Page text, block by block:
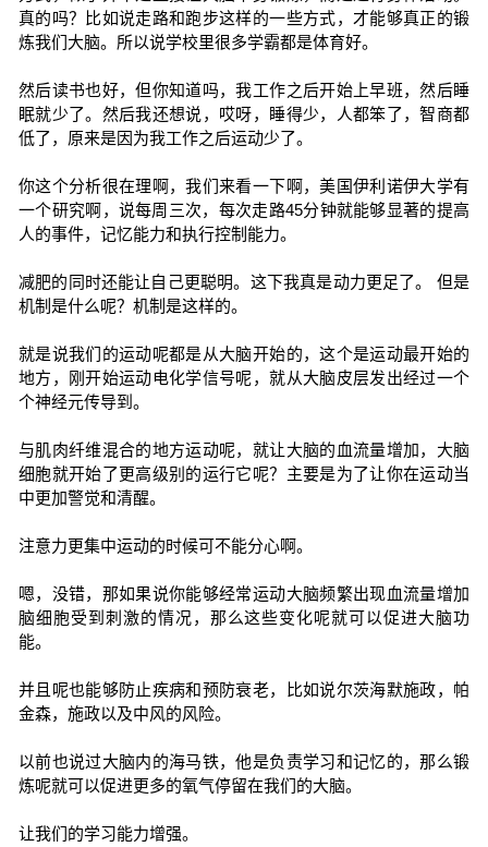
真的吗？比如说走路和跑步这样的一些方式，才能够真正的锻
炼我们大脑。所以说学校里很多学霸都是体育好。
然后读书也好，但你知道吗，我工作之后开始上早班，然后睡
眠就少了。然后我还想说，哎呀，睡得少，人都笨了，智商都
低了，原来是因为我工作之后运动少了。
你这个分析很在理啊，我们来看一下啊，美国伊利诺伊大学有
一个研究啊，说每周三次，每次走路45分钟就能够显著的提高
人的事件，记忆能力和执行控制能力。
减肥的同时还能让自己更聪明。这下我真是动力更足了。 但是
机制是什么呢？机制是这样的。
就是说我们的运动呢都是从大脑开始的，这个是运动最开始的
地方，刚开始运动电化学信号呢，就从大脑皮层发出经过一个
个神经元传导到。
与肌肉纤维混合的地方运动呢，就让大脑的血流量增加，大脑
细胞就开始了更高级别的运行它呢？主要是为了让你在运动当
中更加警觉和清醒。
注意力更集中运动的时候可不能分心啊。
嗯，没错，那如果说你能够经常运动大脑频繁出现血流量增加
脑细胞受到刺激的情况，那么这些变化呢就可以促进大脑功
能。
并且呢也能够防止疾病和预防衰老，比如说尔茨海默施政，帕
金森，施政以及中风的风险。
以前也说过大脑内的海马铁，他是负责学习和记忆的，那么锻
炼呢就可以促进更多的氧气停留在我们的大脑。
让我们的学习能力增强。